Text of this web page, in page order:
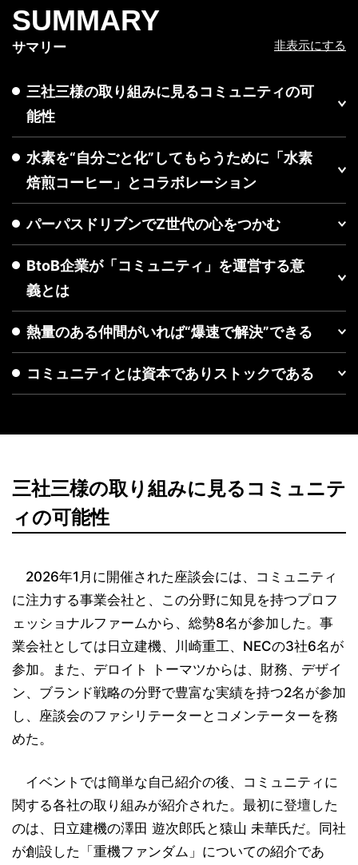
SUMMARY
サマリー 非表示にする
三社三様の取り組みに見るコミュニティの可
能性
水素を“自分ごと化”してもらうために「水素
焙煎コーヒー」とコラボレーション
パーパスドリブンでZ世代の心をつかむ
BtoB企業が「コミュニティ」を運営する意
義とは
熱量のある仲間がいれば“爆速で解決”できる
コミュニティとは資本でありストックである
三社三様の取り組みに見るコミュニテ
ィの可能性
2026年1月に開催された座談会には、コミュニティ
に注力する事業会社と、この分野に知見を持つプロフ
ェッショナルファームから、総勢8名が参加した。事
業会社としては日立建機、川崎重工、NECの3社6名が
参加。また、デロイト トーマツからは、財務、デザイ
ン、ブランド戦略の分野で豊富な実績を持つ2名が参加
し、座談会のファシリテーターとコメンテーターを務
めた。
イベントでは簡単な自己紹介の後、コミュニティに
関する各社の取り組みが紹介された。最初に登壇した
のは、日立建機の澤田 遊次郎氏と猿山 未華氏だ。同社
が創設した「重機ファンダム」についての紹介であ